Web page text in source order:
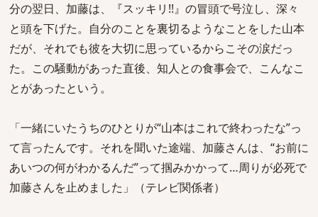
分の翌日、加藤は、『スッキリ!!』の冒頭で号泣し、深々
と頭を下げた。自分のことを裏切るようなことをした山本
だが、それでも彼を大切に思っているからこその涙だっ
た。この騒動があった直後、知人との食事会で、こんなこ
とがあったという。
「一緒にいたうちのひとりが“山本はこれで終わったな”っ
て言ったんです。それを聞いた途端、加藤さんは、“お前に
あいつの何がわかるんだ”って掴みかかって…周りが必死で
加藤さんを止めました」（テレビ関係者）